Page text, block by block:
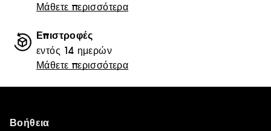
Μάθετε περισσότερα
Επιστροφές
εντός 14 ημερών
Μάθετε περισσότερα
Βοήθεια